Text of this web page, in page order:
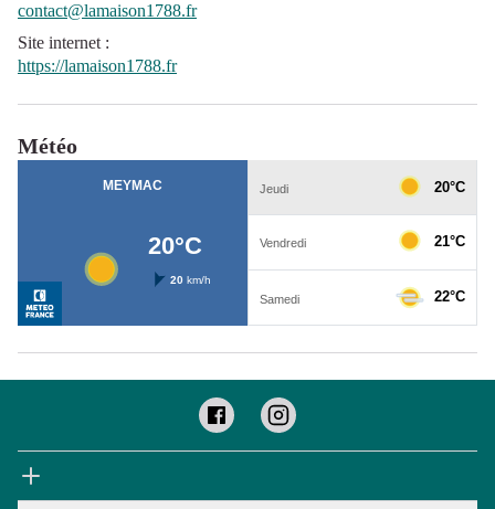
contact@lamaison1788.fr
Site internet :
https://lamaison1788.fr
Météo